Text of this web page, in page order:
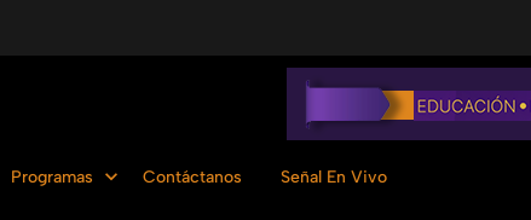
Programas Contáctanos Señal En Vivo